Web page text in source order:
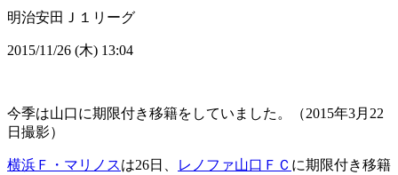
明治安田Ｊ１リーグ
2015/11/26 (木) 13:04
今季は山口に期限付き移籍をしていました。（2015年3月22
日撮影）
横浜Ｆ・マリノスは26日、 レノファ山口ＦＣ に期限付き移籍